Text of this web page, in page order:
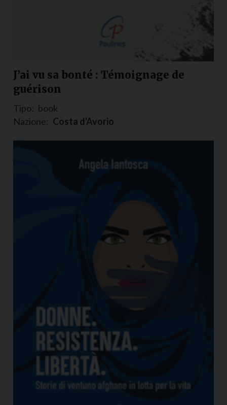
J’ai vu sa bonté : Témoignage de
guérison
Tipo: book
Nazione: Costa d'Avorio